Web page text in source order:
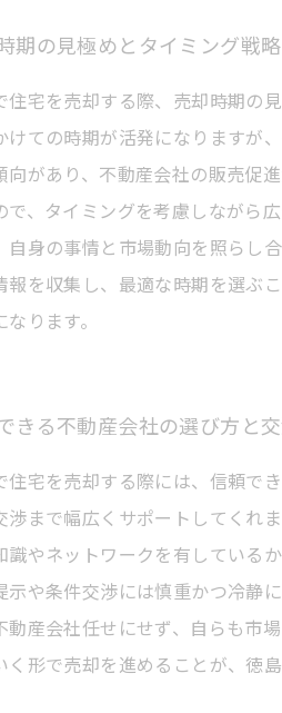
期の見極めとタイミング戦略
住宅を売却する際、売却時期の
けての時期が活発になりますが
向があり、不動産会社の販売促
で、タイミングを考慮しながら
自身の事情と市場動向を照らし
報を収集し、最適な時期を選ぶ
ります。
きる不動産会社の選び方と
住宅を売却する際には、信頼で
渉まで幅広くサポートしてくれ
識やネットワークを有している
示や条件交渉には慎重かつ冷静
動産会社任せにせず、自らも市
く形で売却を進めることが、徳